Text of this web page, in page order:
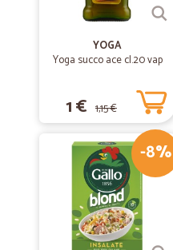
YOGA
Yoga succo ace cl.20 vap
1 € 1,15 €
-8%